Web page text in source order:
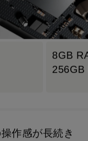
8GB
256GB
作感が長続き